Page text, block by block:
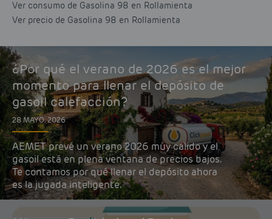
Ver consumo de Gasolina 98 en Rollamienta
Ver precio de Gasolina 98 en Rollamienta
¿Por qué el verano de 2026 es el mejor
momento para llenar el depósito de
gasoil calefacción?
28 MAYO, 2026
AEMET prevé un verano 2026 muy cálido y el
gasoil está en plena ventana de precios bajos.
Te contamos por qué llenar el depósito ahora
es la jugada inteligente.